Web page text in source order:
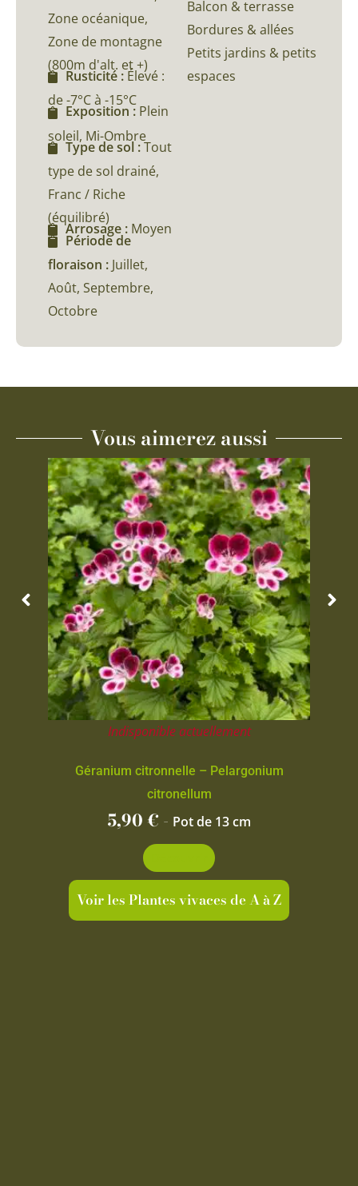
Zone océanique,
Zone de montagne
(800m d'alt. et +)
Rusticité : Élevé :
de -7°C à -15°C
Exposition : Plein
soleil, Mi-Ombre
Type de sol :Tout
type de sol drainé,
Franc / Riche
(équilibré)
Arrosage : Moyen
Période de
floraison : Juillet,
Août, Septembre,
Octobre
Balcon & terrasse
Bordures & allées
Petits jardins & petits
espaces
Vous aimerez aussi
Indisponible actuellement
Géranium citronnelle – Pelargonium
citronellum
5,90€ - Pot de 13 cm
Voir les Plantes vivaces de A à Z